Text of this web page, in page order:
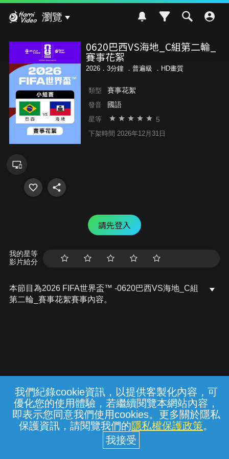
我們紀錄cookie資訊，以提供客製化內容，可
優化您的使用體驗，若繼續閱覽本網站內容，
即表示您同意我們使用cookies。更多關於隱私
保護資訊，請閱覽我們的隱私權保護政策。
瀏覽
0620巴西VS海地_C組第二輪_
賽事花絮
2026．3分鐘 ． 普遍級 ．HD畫質
類型 賽事花絮
發音 國語
星等 5
下架時間 2026年12月31日
請先登入
我的星等
影片給分
本節目為2026 FIFA世界盃™ -0620巴西VS海地_C組
第二輪_賽事花絮賽事內容。
常見問題 線上客服 服務條款 隱私權保護
中華電信股份有限公司個人家庭分公司
(統一編號：96979949) © 2026
{{notifyMsg}}